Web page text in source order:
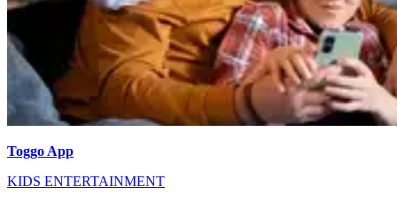
Toggo App
KIDS ENTERTAINMENT